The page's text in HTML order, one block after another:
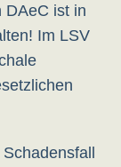
DAeC ist in
Im LSV